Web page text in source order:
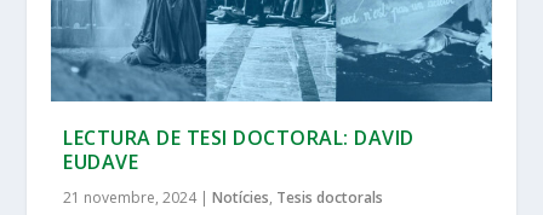
LECTURA DE TESI DOCTORAL: DAVID
EUDAVE
21 novembre, 2024|Notícies, Tesis doctorals